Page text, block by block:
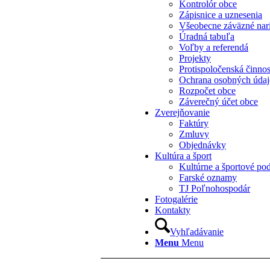
Kontrolór obce
Zápisnice a uznesenia
Všeobecne záväzné
Úradná tabuľa
Voľby a referendá
Projekty
Protispoločenská
Ochrana osobných
Rozpočet obce
Záverečný účet obce
Zverejňovanie
Faktúry
Zmluvy
Objednávky
Kultúra a šport
Kultúrne a športové
Farské oznamy
TJ Poľnohospodár
Fotogalérie
Kontakty
Vyhľadávanie
Menu Menu